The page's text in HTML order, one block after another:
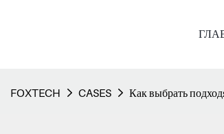
FOXTECH CASES Как выбрать